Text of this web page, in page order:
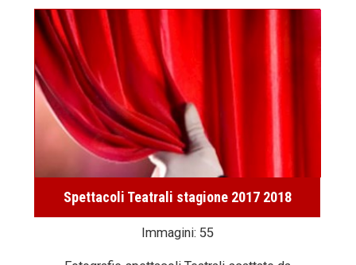
Spettacoli Teatrali stagione 2017 2018
Immagini: 55